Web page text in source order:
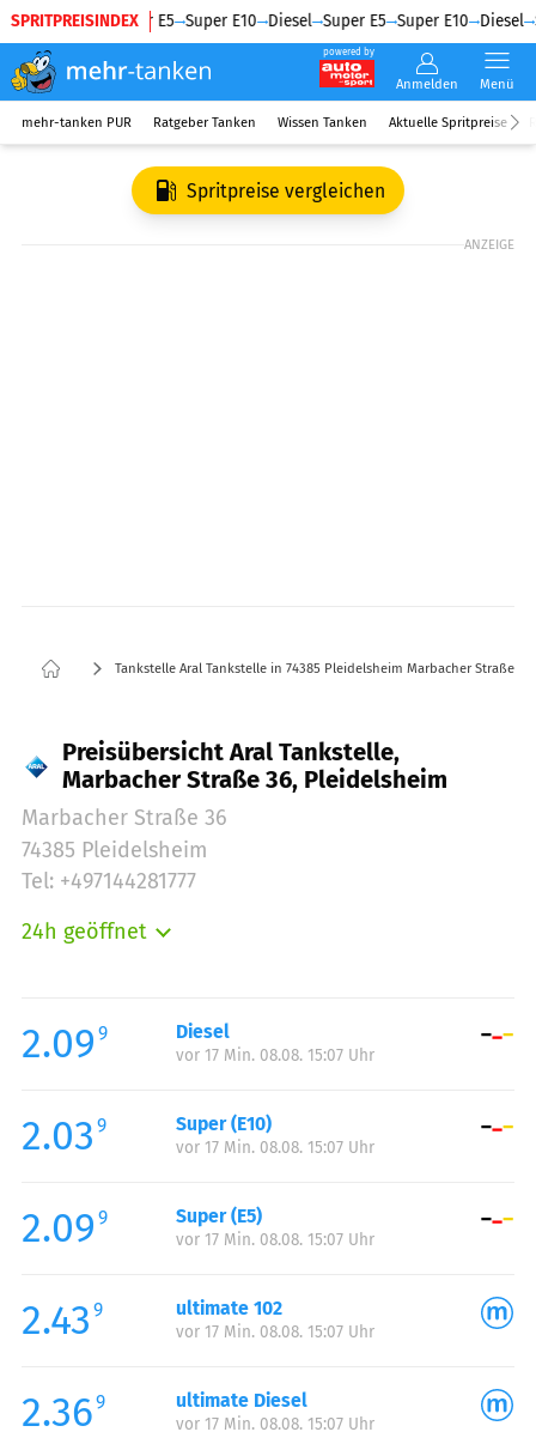
SPRITPREISINDEX
Diesel Super E5 Super E10 Diesel Super E5 Super E10 Diesel
powered by
Anmelden Menü
mehr-tanken PUR Ratgeber Tanken Wissen Tanken Aktuelle Spritpreise
Spritpreise vergleichen
ANZEIGE
Tankstelle Aral Tankstelle in 74385 Pleidelsheim Marbacher Straße 36
Preisübersicht Aral Tankstelle,
Marbacher Straße 36, Pleidelsheim
Marbacher Straße 36
74385 Pleidelsheim
Tel: +497144281777
24h geöffnet
Mittwoch:
00:00-24:00
Donnerstag:
Samstag:
00:00-24:00
Sonntag:
2.09 9 Diesel
vor 17 Min. 08.08. 15:07 Uhr
2.03 9 Super (E10)
vor 17 Min. 08.08. 15:07 Uhr
2.09 9 Super (E5)
vor 17 Min. 08.08. 15:07 Uhr
2.43 9 ultimate 102
vor 17 Min. 08.08. 15:07 Uhr
2.369 ultimate Diesel
vor 17 Min. 08.08. 15:07 Uhr